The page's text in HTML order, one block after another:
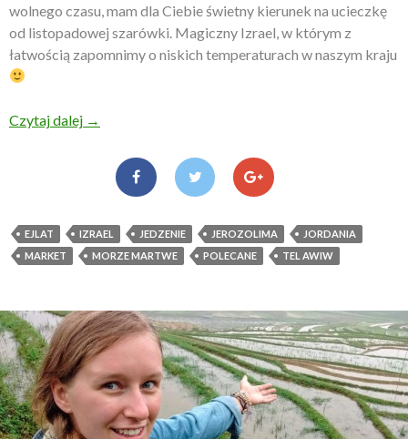
wolnego czasu, mam dla Ciebie świetny kierunek na ucieczkę
od listopadowej szarówki. Magiczny Izrael, w którym z
łatwością zapomnimy o niskich temperaturach w naszym kraju
Czytaj dalej Jesień w Izraelu
→
EJLAT IZRAEL JEDZENIE JEROZOLIMA
JORDANIA
MARKET
MORZE MARTWE POLECANE TEL AWIW